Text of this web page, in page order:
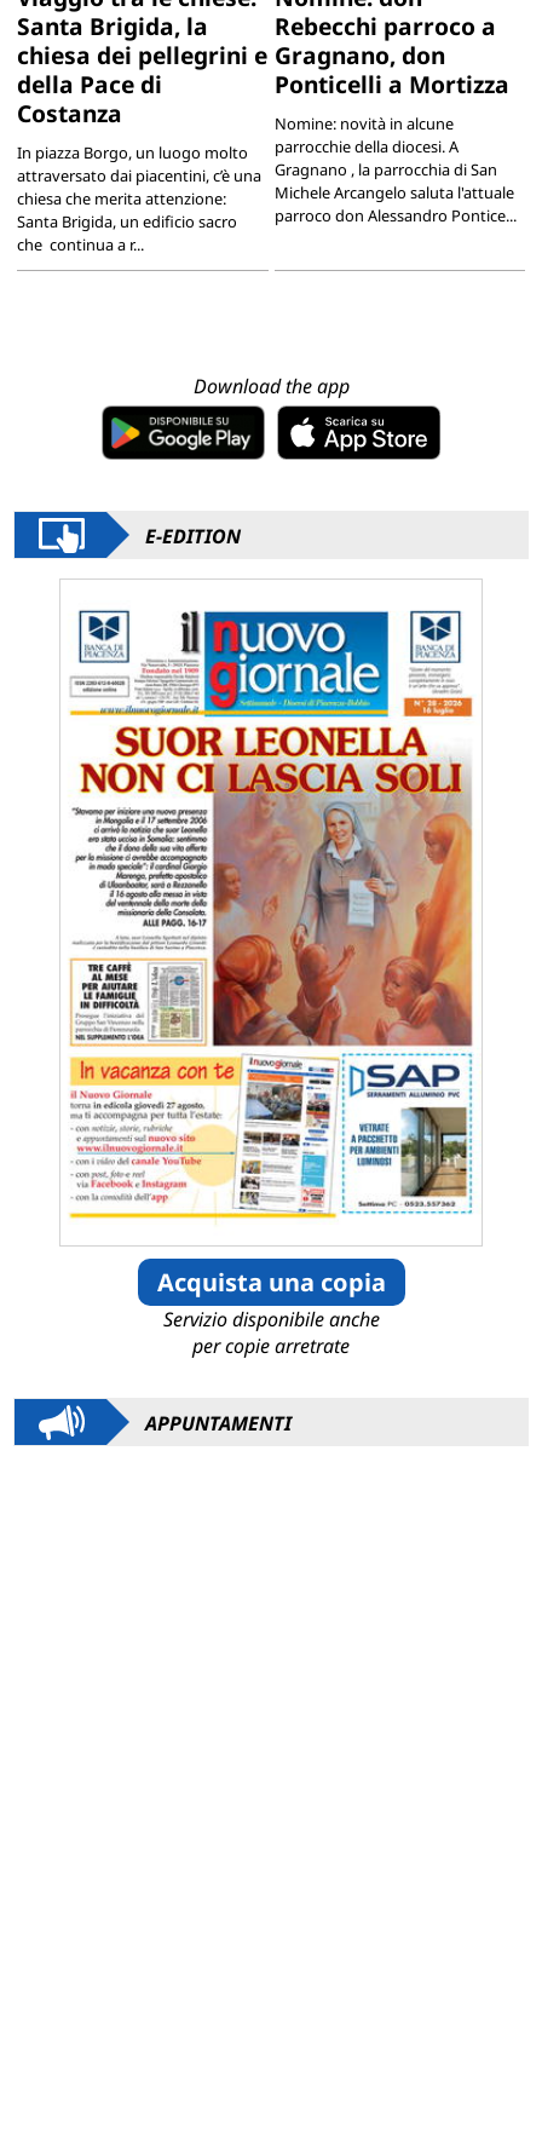
Santa Brigida, la
chiesa dei pellegrini e
della Pace di
Costanza
In piazza Borgo, un luogo molto
attraversato dai piacentini, c’è una
chiesa che merita attenzione:
Santa Brigida, un edificio sacro
che continua a r...
Rebecchi parroco a
Gragnano, don
Ponticelli a Mortizza
Nomine: novità in alcune
parrocchie della diocesi. A
Gragnano , la parrocchia di San
Michele Arcangelo saluta l'attuale
parroco don Alessandro Pontice...
Download the app
E-EDITION
Acquista una copia
Servizio disponibile anche
per copie arretrate
APPUNTAMENTI